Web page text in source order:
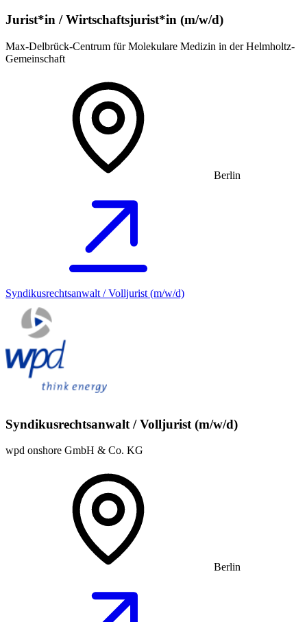
Jurist*in / Wirtschafts­jurist*in (m/w/d)
Max-Delbrück-Centrum für Molekulare Medizin in der Helmholtz-
Gemeinschaft
Berlin
Syndikusrechtsanwalt / Volljurist (m/w/d)
Syndikusrechtsanwalt / Volljurist (m/w/d)
wpd onshore GmbH & Co. KG
Berlin